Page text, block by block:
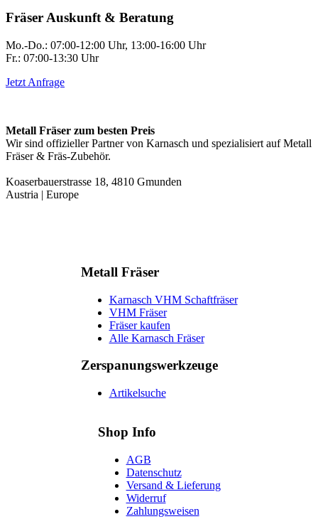
Fräser Auskunft & Beratung
Mo.-Do.: 07:00-12:00 Uhr, 13:00-16:00 Uhr
Fr.: 07:00-13:30 Uhr
Jetzt Anfrage
Metall Fräser zum besten Preis
Wir sind offizieller Partner von Karnasch und spezialisiert auf Metall
Fräser & Fräs-Zubehör.
Koaserbauerstrasse 18, 4810 Gmunden
Austria | Europe
Metall Fräser
Karnasch VHM Schaftfräser
VHM Fräser
Fräser kaufen
Alle Karnasch Fräser
Zerspanungs­werkzeuge
Artikelsuche
Shop Info
AGB
Datenschutz
Versand & Lieferung
Widerruf
Zahlungsweisen